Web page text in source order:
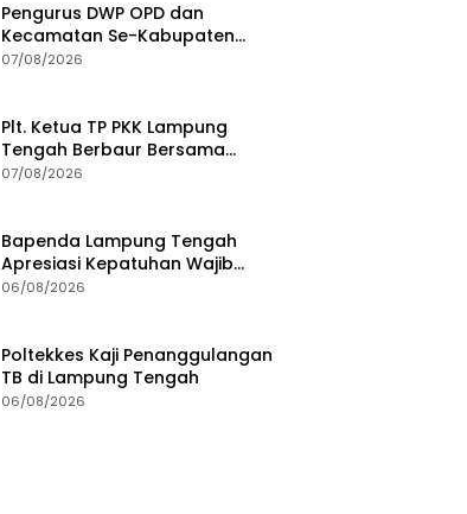
Pengurus DWP OPD dan
Kecamatan Se-Kabupaten
Pesisir Barat Resmi Dikukuhkan
07/08/2026
Plt. Ketua TP PKK Lampung
Tengah Berbaur Bersama
Anak-anak di PT GGP
07/08/2026
Bapenda Lampung Tengah
Apresiasi Kepatuhan Wajib
Pajak, Siapkan Pengawasan
06/08/2026
Poltekkes Kaji Penanggulangan
TB di Lampung Tengah
06/08/2026